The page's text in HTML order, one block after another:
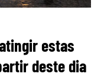
estas
deste dia